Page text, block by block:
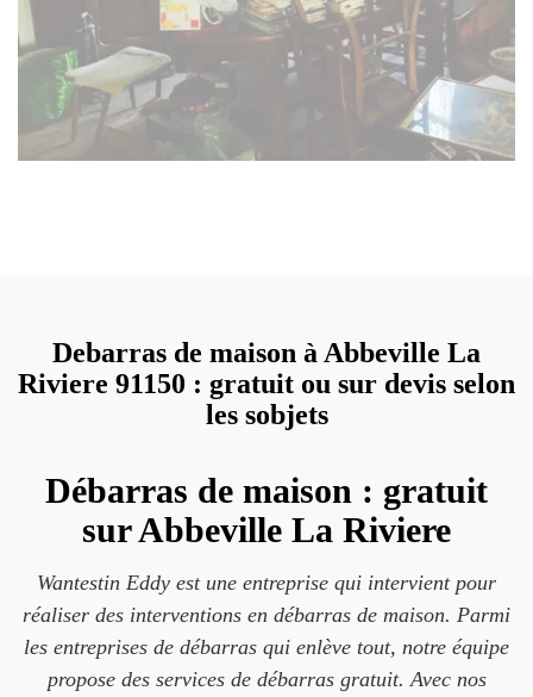
Debarras de maison à Abbeville La
Riviere 91150 : gratuit ou sur devis selon
les sobjets
Débarras de maison : gratuit
sur Abbeville La Riviere
Wantestin Eddy est une entreprise qui intervient pour
réaliser des interventions en débarras de maison. Parmi
les entreprises de débarras qui enlève tout, notre équipe
propose des services de débarras gratuit. Avec nos